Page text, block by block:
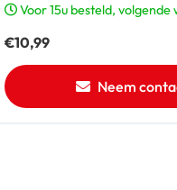
Voor 15u besteld, volgende
€10,99
Neem